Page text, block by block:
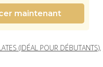
maintenant
(IDÉAL POUR DÉBUTANTS),